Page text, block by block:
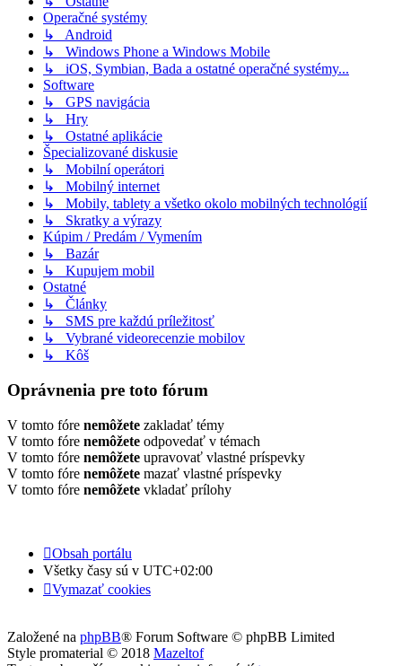
Operačné systémy
↳ Android
↳ Windows Phone a Windows Mobile
↳ iOS, Symbian, Bada a ostatné operačné systémy...
Software
↳ GPS navigácia
↳ Hry
↳ Ostatné aplikácie
Špecializované diskusie
↳ Mobilní operátori
↳ Mobilný internet
↳ Mobily, tablety a všetko okolo mobilných technológií
↳ Skratky a výrazy
Kúpim / Predám / Vymením
↳ Bazár
↳ Kupujem mobil
Ostatné
↳ Články
↳ SMS pre každú príležitosť
↳ Vybrané videorecenzie mobilov
↳ Kôš
Oprávnenia pre toto fórum
V tomto fóre nemôžete zakladať témy
V tomto fóre nemôžete odpovedať v témach
V tomto fóre nemôžete upravovať vlastné príspevky
V tomto fóre nemôžete mazať vlastné príspevky
V tomto fóre nemôžete vkladať prílohy
Obsah portálu
Všetky časy sú v UTC+02:00
Vymazať cookies
Založené na phpBB® Forum Software © phpBB Limited
Style promaterial © 2018 Mazeltof